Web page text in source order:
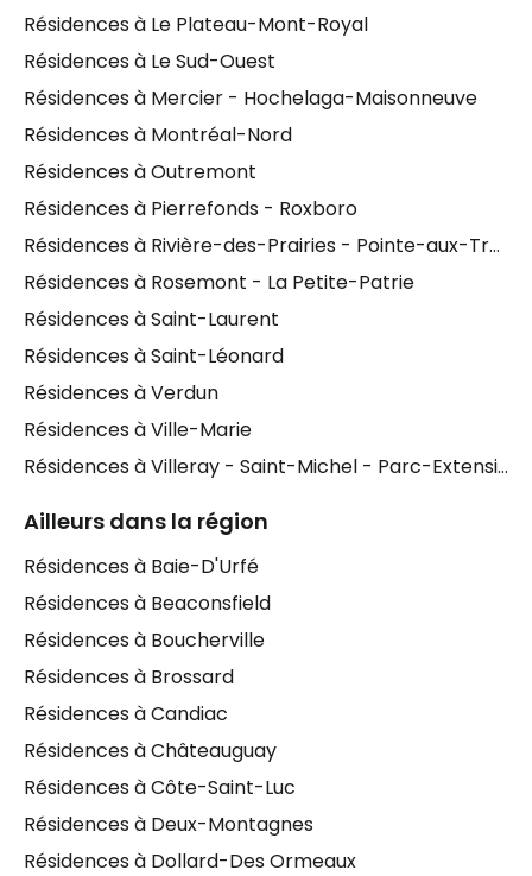
familles de diverses origines.
Sur le plan des services offerts, les
aînésdeL'Île-Bizard – Sainte-Geneviève
proposent généralement un accompagnement au
quotidien qui peut inclure l'entretien ménager
l'entretien des vêtements et de la literie
laformule 3 repas par jour. Du côté des
santé
, des services comme l' aide au bain
l'habillement , lessoins d'hygiène
et
l'administration des médicamentssont
disponibles selon le type de foyer. Les
aménagements sécuritaires —
système de sécurité
cadre rassurant, tout comme la présence d'une
cour extérieureet d'unstationnement extérieur
peut vous aider à comparer ces options selon la
votre rythme.
Résidences à Le Plateau-Mont-Royal
Résidences à Le Sud-Ouest
Résidences à Mercier - Hochelaga-Maisonneuve
Résidences à Montréal-Nord
Résidences à Outremont
Résidences à Pierrefonds - Roxboro
Résidences à Rivière-des-Prairies - Pointe-aux-Trembles
Résidences à Rosemont - La Petite-Patrie
Résidences à Saint-Laurent
Résidences à Saint-Léonard
Résidences à Verdun
Résidences à Ville-Marie
Résidences à Villeray - Saint-Michel - Parc-Extension
Ailleurs dans la région
Résidences à Baie-D'Urfé
Résidences à Beaconsfield
Résidences à Boucherville
Résidences à Brossard
Résidences à Candiac
Résidences à Châteauguay
Résidences à Côte-Saint-Luc
Résidences à Deux-Montagnes
Résidences à Dollard-Des Ormeaux